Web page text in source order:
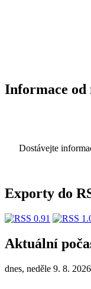
Informace od
Dostávejte
Exporty do
Aktuální
dnes, neděle 9. 8. 2026